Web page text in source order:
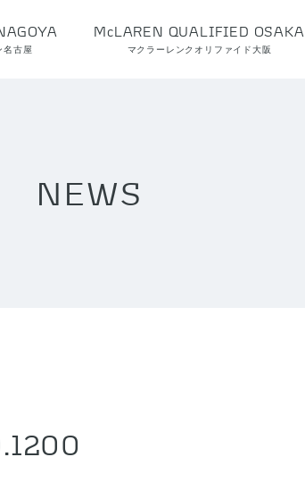
名古屋
McLAREN QUALIFIED OSAKA
マクラーレンクオリファイド大阪
NEWS